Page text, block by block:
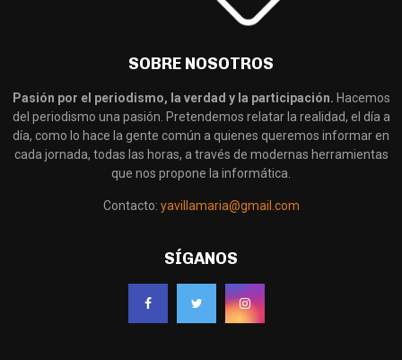
SOBRE NOSOTROS
Pasión por el periodismo, la verdad y la participación. Hacemos
del periodismo una pasión. Pretendemos relatar la realidad, el día a
día, como lo hace la gente común a quienes queremos informar en
cada jornada, todas las horas, a través de modernas herramientas
que nos propone la informática.
Contacto: yavillamaria@gmail.com
SÍGANOS